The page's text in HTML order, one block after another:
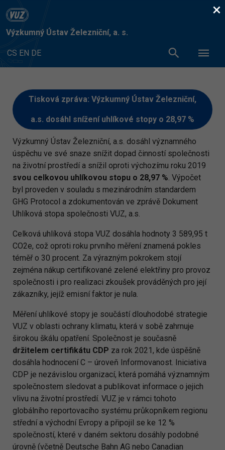
Výzkumný Ústav Železniční, a. s.
CS EN DE
Tisková zpráva: Výzkumný Ústav Železniční,
a.s. dosáhl snížení uhlíkové stopy o 28,97 %
Výzkumný Ústav Železniční, a.s. dosáhl významného
úspěchu ve své snaze snížit dopad činností společnosti
na životní prostředí a snížil oproti výchozímu roku 2019
svou celkovou uhlíkovou stopu o 28,97 %. Výpočet
byl proveden v souladu s mezinárodním standardem
GHG Protocol a zdokumentován ve zprávě Dokument
Uhlíková stopa společnosti VUZ, a.s.
Celková uhlíková stopa VUZ dosáhla hodnoty 3 589,95 t
CO2e, což oproti roku prvního měření znamená pokles
téměř o 30 procent. Za výrazným pokrokem stojí
zejména nákup certifikované zelené elektřiny pro provoz
společnosti i pro realizaci zkoušek prováděných pro její
zákazníky, jejíž emisní faktor je nula.
Měření uhlíkové stopy je součástí dlouhodobé strategie
VUZ v oblasti ochrany klimatu, která v sobě zahrnuje
širokou škálu opatření. Společnost je současně
držitelem certifikátu CDP za rok 2021, kde úspěšně
dosáhla hodnocení C – úroveň Informovanost. Iniciativa
CDP je nezávislou organizací, která pomáhá významným
společnostem sledovat a publikovat informace o jejich
vlivu na životní prostředí. VUZ je v rámci tohoto
globálního reportovacího systému průkopníkem regionu
střední a východní Evropy a připojil se ke 12 %
společností, které v daném sektoru dosáhly podobné
úrovně (včetně Deutsche Bahn AG nebo Canadian
×